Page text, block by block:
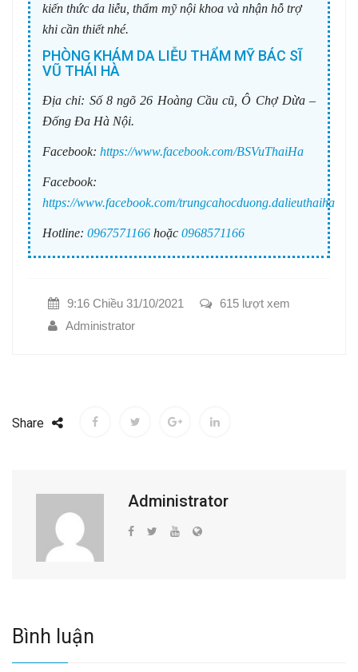
kiến thức da liễu, thẩm mỹ nội khoa và nhận hỗ trợ
khi cần thiết nhé.
PHÒNG KHÁM DA LIỄU THẨM MỸ BÁC SĨ
VŨ THÁI HÀ
Địa chỉ: Số 8 ngõ 26 Hoàng Cầu cũ, Ô Chợ Dừa –
Đống Đa Hà Nội.
Facebook: https://www.facebook.com/BSVuThaiHa
Facebook:
https://www.facebook.com/trungcahocduong.dalieuthaiha
Hotline: 0967571166 hoặc 0968571166
9:16 Chiều 31/10/2021
615 lượt xem
Administrator
Share
Administrator
Bình luận